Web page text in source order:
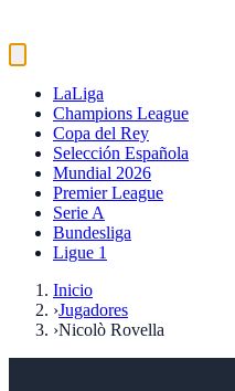
LaLiga
Champions League
Copa del Rey
Selección Española
Mundial 2026
Premier League
Serie A
Bundesliga
Ligue 1
Inicio
›Jugadores
›Nicolò Rovella